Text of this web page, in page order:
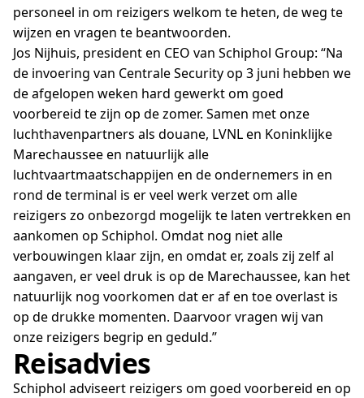
personeel in om reizigers welkom te heten, de weg te
wijzen en vragen te beantwoorden.
Jos Nijhuis, president en CEO van Schiphol Group: “Na
de invoering van Centrale Security op 3 juni hebben we
de afgelopen weken hard gewerkt om goed
voorbereid te zijn op de zomer. Samen met onze
luchthavenpartners als douane, LVNL en Koninklijke
Marechaussee en natuurlijk alle
luchtvaartmaatschappijen en de ondernemers in en
rond de terminal is er veel werk verzet om alle
reizigers zo onbezorgd mogelijk te laten vertrekken en
aankomen op Schiphol. Omdat nog niet alle
verbouwingen klaar zijn, en omdat er, zoals zij zelf al
aangaven, er veel druk is op de Marechaussee, kan het
natuurlijk nog voorkomen dat er af en toe overlast is
op de drukke momenten. Daarvoor vragen wij van
onze reizigers begrip en geduld.”
Reisadvies
Schiphol adviseert reizigers om goed voorbereid en op